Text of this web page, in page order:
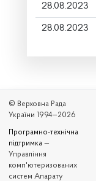
28.08.2023
28.08.2023
© Верховна Рада
України 1994—2026
Програмно-технічна
підтримка —
Управління
комп'ютеризованих
систем Апарату